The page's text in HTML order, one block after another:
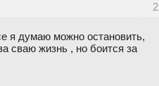
2
я думаю можно остановить,
сваю жизнь , но боится за